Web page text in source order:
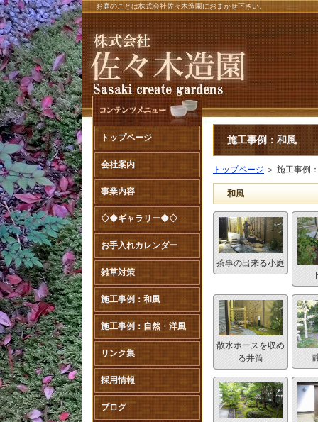
お庭のことは株式会社佐々木造園におまかせ下さい。
施工事例：和風
トップページ ＞ 施工事例
和風
茶事の出来る小庭
散水ホースを収め
る井筒
トップページ
会社案内
事業内容
◇◆ギャラリー◆◇
お手入れカレンダー
雑草対策
施工事例：和風
施工事例：自然・洋風
リンク集
採用情報
ブログ